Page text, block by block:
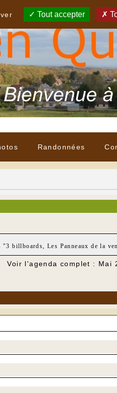
Randonnées
billboards, Les Panneaux de la
Voir l'agenda complet : Mai
Tout accepter